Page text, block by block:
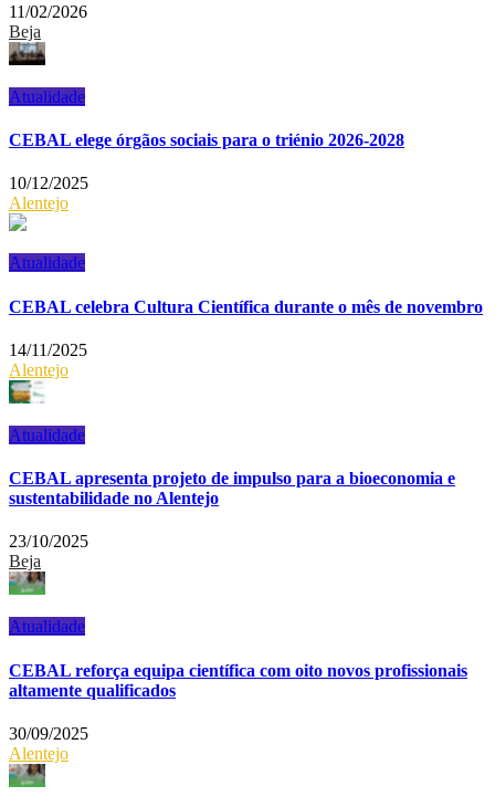
11/02/2026
Beja
Atualidade
CEBAL elege órgãos sociais para o triénio 2026-2028
10/12/2025
Alentejo
Atualidade
CEBAL celebra Cultura Científica durante o mês de novembro
14/11/2025
Alentejo
Atualidade
CEBAL apresenta projeto de impulso para a bioeconomia e
sustentabilidade no Alentejo
23/10/2025
Beja
Atualidade
CEBAL reforça equipa científica com oito novos profissionais
altamente qualificados
30/09/2025
Alentejo